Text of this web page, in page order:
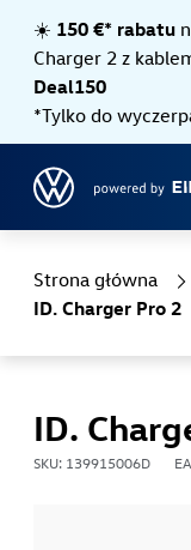
☀️ 150 €* rabatu
Charger 2 z
Deal150
*Tylko do
Strona główna
ID. Charger Pro 2
ID.
SKU: 139915006D